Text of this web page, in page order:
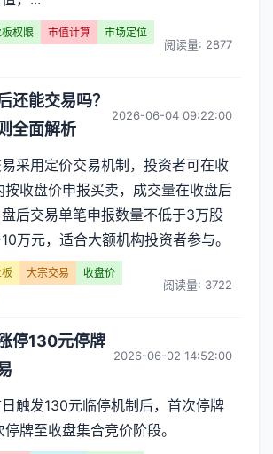
权限 市值计算
市场定位
阅读量: 2877
还能交易吗？
全面解析
2026-06-04 09:22:00
采用定价交易机制，投资者可在收
收盘价申报买卖，成交量在收盘后
后交易单笔申报数量不低于3万股
万元，适合大额机构投资者参与。
大宗交易
收盘价
阅读量: 3722
停130元停牌
2026-06-02 14:52:00
触发130元临停机制后，首次停牌
牌至收盘集合竞价阶段。